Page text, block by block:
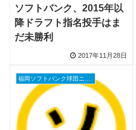
ソフトバンク、2015年以
降ドラフト指名投手はま
だ未勝利
2017年11月28日
福岡ソフトバンク球団ニュース